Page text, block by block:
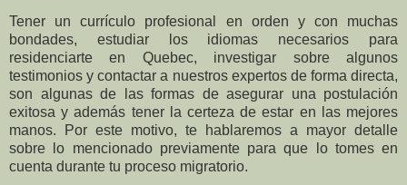
Tener un currículo profesional en orden y con muchas
bondades, estudiar los idiomas necesarios para
residenciarte en Quebec, investigar sobre algunos
testimonios y contactar a nuestros expertos de forma directa,
son algunas de las formas de asegurar una postulación
exitosa y además tener la certeza de estar en las mejores
manos. Por este motivo, te hablaremos a mayor detalle
sobre lo mencionado previamente para que lo tomes en
cuenta durante tu proceso migratorio.